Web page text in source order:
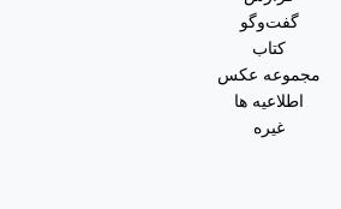
گفت‌وگو
کتاب
مجموعه عکس
اطلاعیه ها
غیره